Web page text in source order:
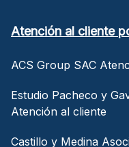
Atención al cliente
ACS Group SAC
Estudio Pacheco y
Atención al cliente
Castillo y Medina